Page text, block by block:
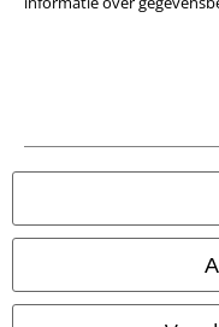
Annuleer bestelling
Onze online shops
EMP International